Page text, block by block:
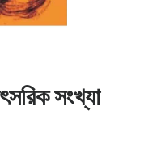
সংখ্যা